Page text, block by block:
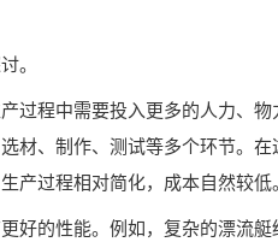
。
过程中需要投入更多的人力、物
材、制作、测试等多个环节。在
产过程相对简化，成本自然较低
好的性能。例如，复杂的漂流艇